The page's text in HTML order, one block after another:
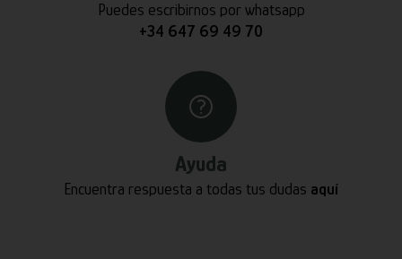
Puedes escribirnos por whatsapp
+34 647 69 49 70
Ayuda
Encuentra respuesta a todas tus dudas aquí